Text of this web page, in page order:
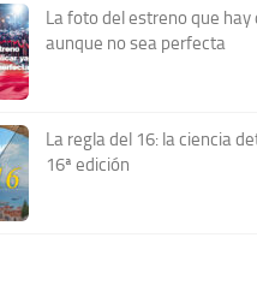
La foto del estreno que hay
aunque no sea perfecta
La regla del 16: la ciencia
16ª edición